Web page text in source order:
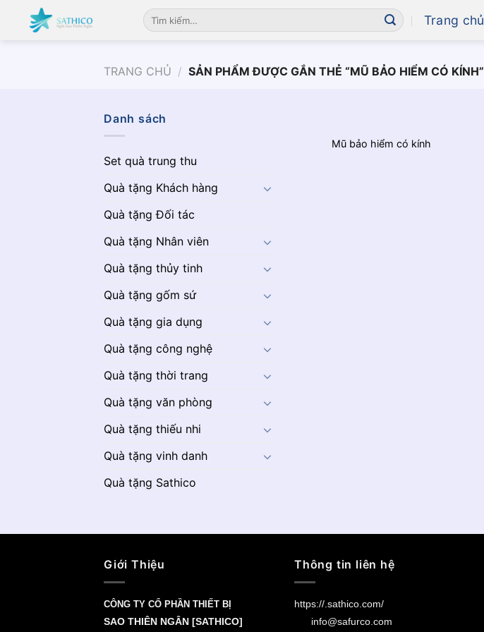
Chuyển
Tìm
kiếm:
Trang chủ
TRANG CHỦ / SẢN PHẨM ĐƯỢC GẮN THẺ “MŨ BẢO HIỂM CÓ KÍNH”
Danh sách
Set quà trung thu
Quà tặng Khách hàng
Quà tặng Đối tác
Quà tặng Nhân viên
Quà tặng thủy tinh
Quà tặng gốm sứ
Quà tặng gia dụng
Quà tặng công nghệ
Quà tặng thời trang
Quà tặng văn phòng
Quà tặng thiếu nhi
Quà tặng vinh danh
Quà tặng Sathico
Mũ bảo hiểm có kính
Giới Thiệu
CÔNG TY CỔ PHẦN THIẾT BỊ
SAO THIÊN NGÂN [SATHICO]
Thông tin liên hệ
https://.sathico.com/
info@safurco.com